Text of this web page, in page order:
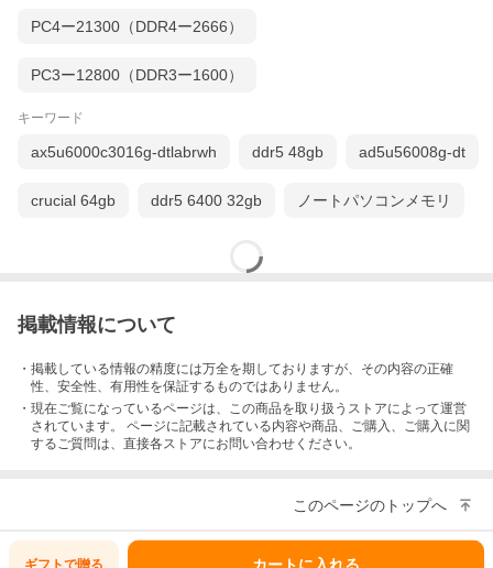
PC4ー21300（DDR4ー2666）
PC3ー12800（DDR3ー1600）
キーワード
ax5u6000c3016g-dtlabrwh ddr5 48gb ad5u56008g-dt
crucial 64gb ddr5 6400 32gb ノートパソコンメモリ
掲載情報について
・掲載している情報の精度には万全を期しておりますが、その内容の正確
性、安全性、有用性を保証するものではありません。
・現在ご覧になっているページは、この商品を取り扱うストアによって運営
されています。 ページに記載されている内容や商品、ご購入 、ご購入に関
するご質問は、直接各ストアにお問い合わせください。
このページのトップへ
ギフトで贈る